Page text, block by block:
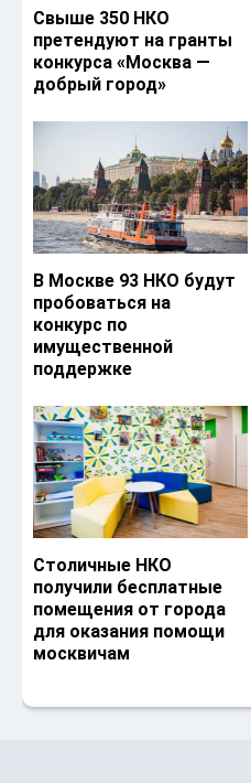
Свыше 350 НКО
претендуют на гранты
конкурса «Москва —
добрый город»
В Москве 93 НКО будут
пробоваться на
конкурс по
имущественной
поддержке
Столичные НКО
получили бесплатные
помещения от города
для оказания помощи
москвичам